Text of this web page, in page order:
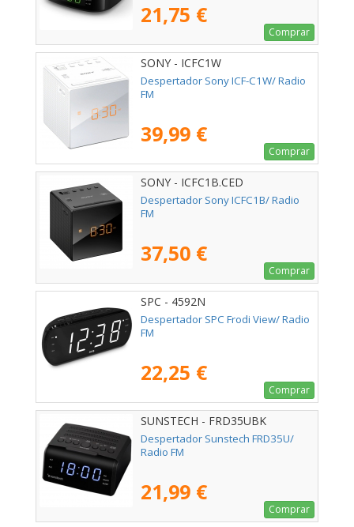
21,75 €
Comprar
SONY - ICFC1W
Despertador Sony ICF-C1W/ Radio
FM
39,99 €
Comprar
SONY - ICFC1B.CED
Despertador Sony ICFC1B/ Radio
FM
37,50 €
Comprar
SPC - 4592N
Despertador SPC Frodi View/ Radio
FM
22,25 €
Comprar
SUNSTECH - FRD35UBK
Despertador Sunstech FRD35U/
Radio FM
21,99 €
Comprar